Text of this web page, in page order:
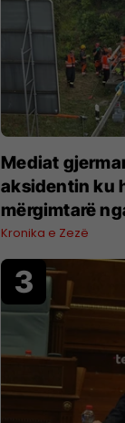
Mediat
aksidentin ku
mërgimtarë
Kronika e Zezë